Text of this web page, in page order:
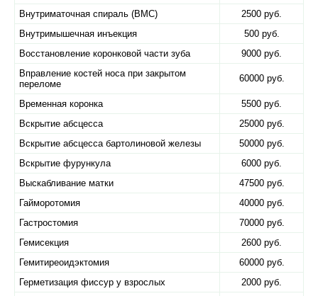
Внутриматочная спираль (ВМС)
2500 руб.
Внутримышечная инъекция
500 руб.
Восстановление коронковой части зуба
9000 руб.
Вправление костей носа при закрытом
переломе
60000 руб.
Временная коронка
5500 руб.
Вскрытие абсцесса
25000 руб.
Вскрытие абсцесса бартолиновой железы
50000 руб.
Вскрытие фурункула
6000 руб.
Выскабливание матки
47500 руб.
Гайморотомия
40000 руб.
Гастростомия
70000 руб.
Гемисекция
2600 руб.
Гемитиреоидэктомия
60000 руб.
Герметизация фиссур у взрослых
2000 руб.